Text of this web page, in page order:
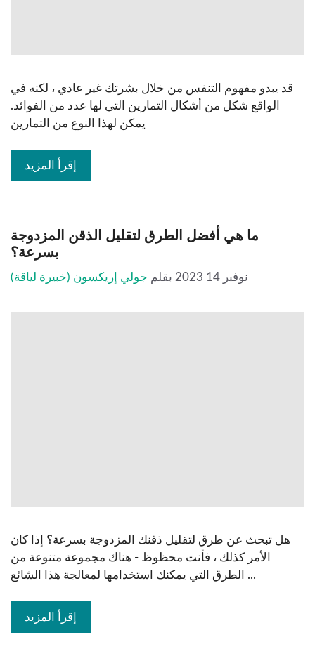
قد يبدو مفهوم التنفس من خلال بشرتك غير عادي ، لكنه في
الواقع شكل من أشكال التمارين التي لها عدد من الفوائد.
يمكن لهذا النوع من التمارين
إقرأ المزيد
ما هي أفضل الطرق لتقليل الذقن المزدوجة
بسرعة؟
نوفبر 14 2023 بقلم جولي إريكسون (خبيرة لياقة)
هل تبحث عن طرق لتقليل ذقنك المزدوجة بسرعة؟ إذا كان
الأمر كذلك ، فأنت محظوظ - هناك مجموعة متنوعة من
الطرق التي يمكنك استخدامها لمعالجة هذا الشائع ...
إقرأ المزيد